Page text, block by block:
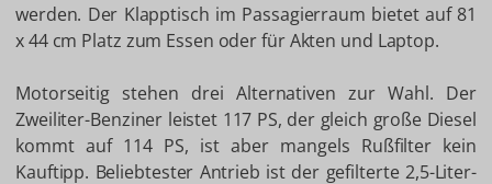
werden. Der Klapptisch im Passagierraum bietet auf 81
x 44 cm Platz zum Essen oder für Akten und Laptop.
Motorseitig stehen drei Alternativen zur Wahl. Der
Zweiliter-Benziner leistet 117 PS, der gleich große Diesel
kommt auf 114 PS, ist aber mangels Rußfilter kein
Kauftipp. Beliebtester Antrieb ist der gefilterte 2,5-Liter-